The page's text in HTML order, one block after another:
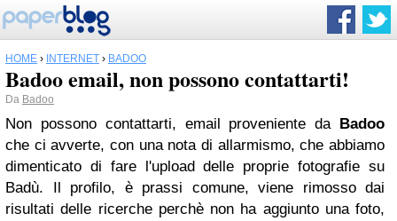
HOME › INTERNET › BADOO
Badoo email, non possono contattarti!
Da Badoo
Non possono contattarti, email proveniente da Badoo
che ci avverte, con una nota di allarmismo, che abbiamo
dimenticato di fare l'upload delle proprie fotografie su
Badù. Il profilo, è prassi comune, viene rimossodai
risultati delle ricerche perchè non ha aggiunto una foto,